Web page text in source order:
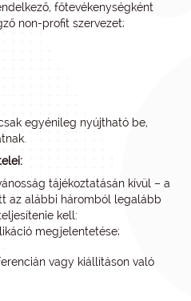
főtevékenységként
non-profit szervezet;
egyénileg nyújtható be,
tájékoztatásán kívül – a
az alábbi háromból legalább
kell:
megjelentetése;
vagy kiállításon való